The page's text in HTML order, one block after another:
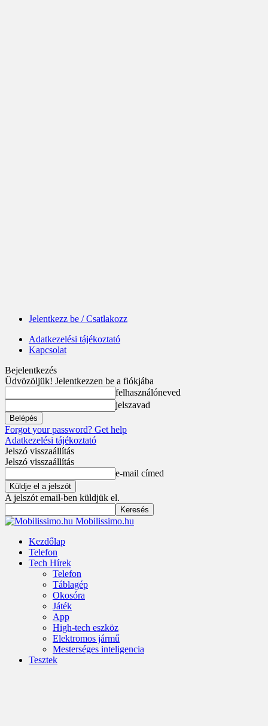
Jelentkezz be / Csatlakozz
Adatkezelési tájékoztató
Kapcsolat
Bejelentkezés
Üdvözöljük! Jelentkezzen be a fiókjába
felhasználóneved
jelszavad
Forgot your password? Get help
Adatkezelési tájékoztató
Jelszó visszaállítás
Jelszó visszaállítás
e-mail címed
A jelszót email-ben küldjük el.
Mobilissimo.hu
Kezdőlap
Telefon
Tech Hírek
Telefon
Táblagép
Okosóra
Játék
App
High-tech eszköz
Elektromos jármű
Mesterséges inteligencia
Tesztek